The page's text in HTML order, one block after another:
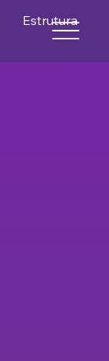
Estrutura